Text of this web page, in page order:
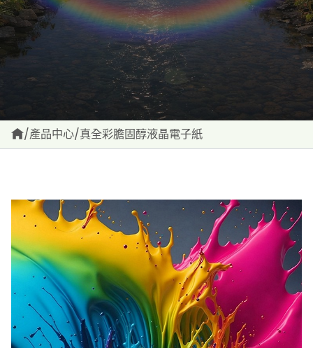
/產品中心/真全彩膽固醇液晶電子紙